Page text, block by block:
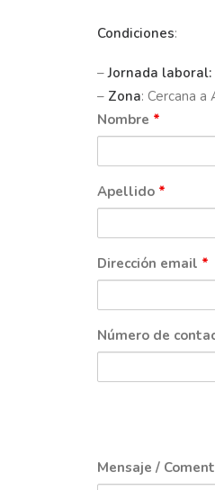
Condiciones:
–Jornada laboral:
– Zona: Cercana a
Nombre *
Apellido *
Dirección email *
Número de
Mensaje /